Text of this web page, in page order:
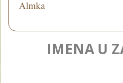
Almka
IMENA U